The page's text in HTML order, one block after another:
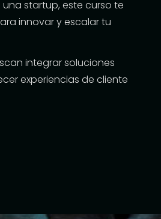
startup, este curso te
innovar y escalar tu
integrar soluciones
experiencias de cliente